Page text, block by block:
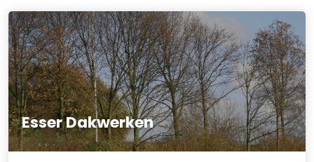
Esser Dakwerken